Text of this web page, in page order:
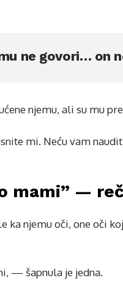
ne govori… on
njemu, ali su mu
mi. Neću vam
mami” —
ka njemu oči, one oči
— šapnula je jedna.